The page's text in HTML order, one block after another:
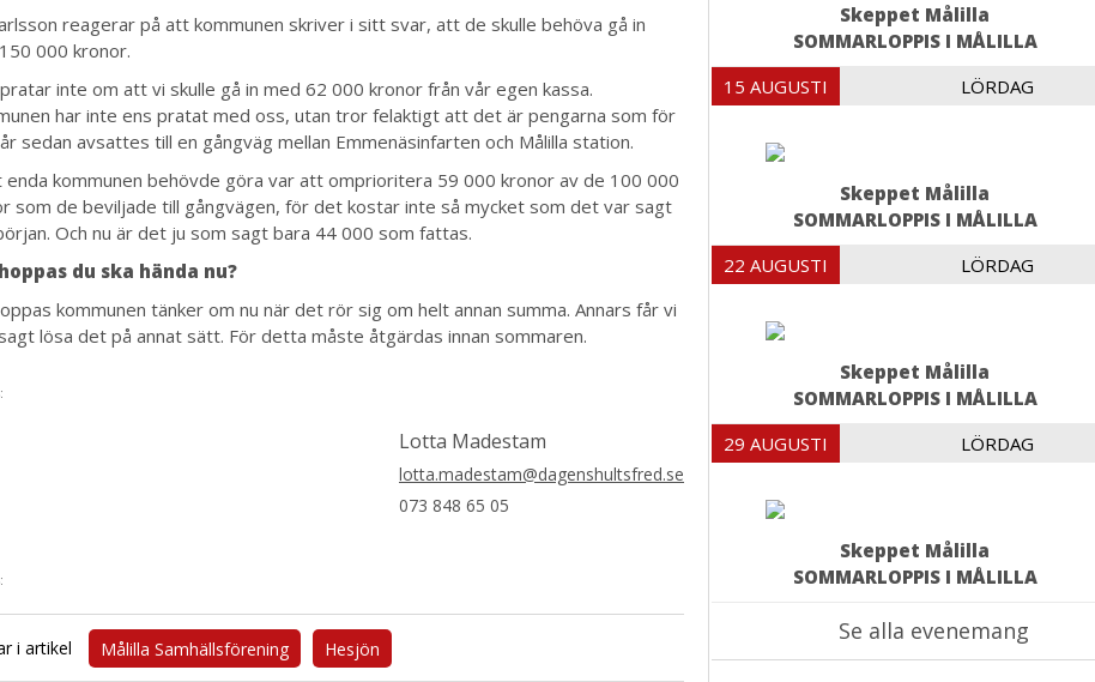
reagerar på att kommunen skriver i sitt svar, att de skulle behöva gå in
000 kronor.
inte om att vi skulle gå in med 62 000 kronor från vår egen kassa.
har inte ens pratat med oss, utan tror felaktigt att det är pengarna som för
sedan avsattes till en gångväg mellan Emmenäsinfarten och Målilla station.
enda kommunen behövde göra var att omprioritera 59 000 kronor av de 100 000
som de beviljade till gångvägen, för det kostar inte så mycket som det var sagt
Och nu är det ju som sagt bara 44 000 som fattas.
du ska hända nu?
kommunen tänker om nu när det rör sig om helt annan summa. Annars får vi
lösa det på annat sätt. För detta måste åtgärdas innan sommaren.
Lotta Madestam
lotta.madestam@dagenshultsfred.se
073 848 65 05
i artikel Målilla Samhällsförening Hesjön
Skeppet Målilla
SOMMARLOPPIS I MÅLILLA
15 AUGUSTI LÖRDAG
Skeppet Målilla
SOMMARLOPPIS I MÅLILLA
22 AUGUSTI LÖRDAG
Skeppet Målilla
SOMMARLOPPIS I MÅLILLA
29 AUGUSTI LÖRDAG
Skeppet Målilla
SOMMARLOPPIS I MÅLILLA
Se alla evenemang